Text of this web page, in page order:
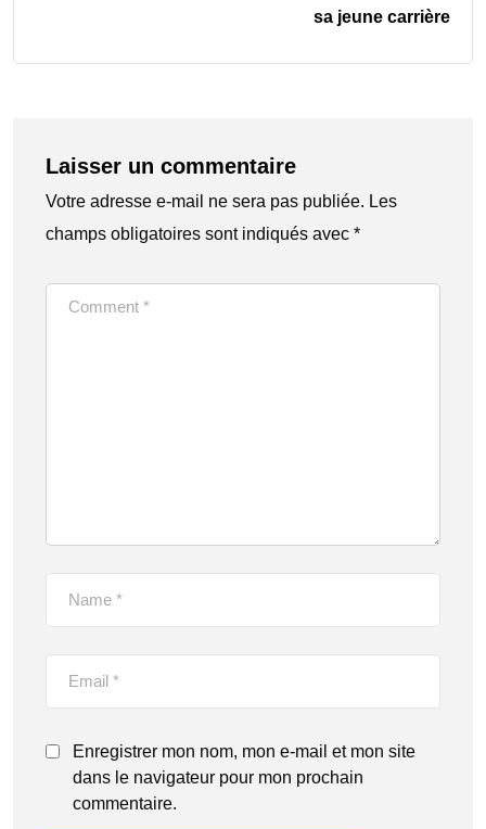
sa jeune carrière
Laisser un commentaire
Votre adresse e-mail ne sera pas publiée. Les
champs obligatoires sont indiqués avec *
Enregistrer mon nom, mon e-mail et mon site
dans le navigateur pour mon prochain
commentaire.